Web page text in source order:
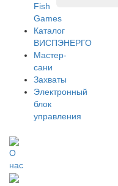
Fish
Games
Каталог
ВИСПЭНЕРГО
Мастер-
сани
Захваты
Электронный
блок
управления
О
нас